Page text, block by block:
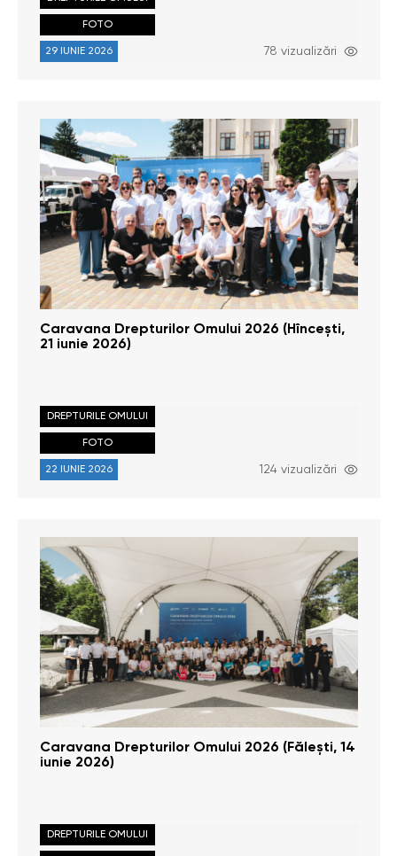
FOTO
29 IUNIE 2026 78 vizualizări
Caravana Drepturilor Omului 2026 (Hîncești,
21 iunie 2026)
DREPTURILE OMULUI
FOTO
22 IUNIE 2026 124 vizualizări
Caravana Drepturilor Omului 2026 (Fălești, 14
iunie 2026)
DREPTURILE OMULUI